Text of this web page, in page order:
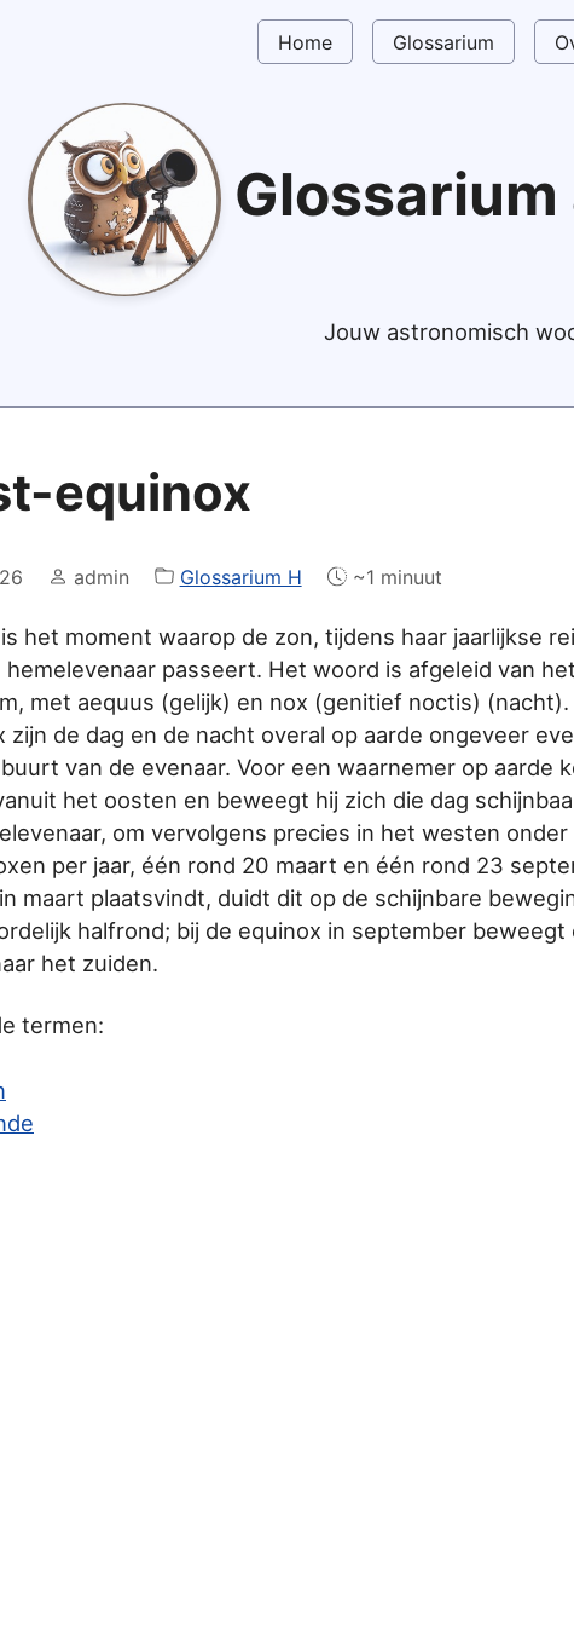
Home Glossarium
Jouw astronomisch
equinox
admin Glossarium H ~1 minuut
het moment waarop de zon, tijdens haar jaarlijkse
hemelevenaar passeert. Het woord is afgeleid van
met aequus (gelijk) en nox (genitief noctis) (nacht).
zijn de dag en de nacht overal op aarde ongeveer
van de evenaar. Voor een waarnemer op aarde
het oosten en beweegt hij zich die dag
om vervolgens precies in het westen onder
per jaar, één rond 20 maart en één rond 23
maart plaatsvindt, duidt dit op de schijnbare
halfrond; bij de equinox in september beweegt
het zuiden.
termen: